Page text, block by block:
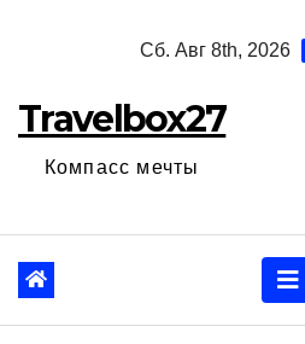
Сб. Авг 8th, 2026
Travelbox27
Компасс мечты